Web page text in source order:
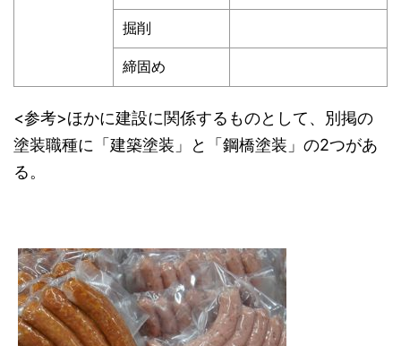
掘削
締固め
<参考>ほかに建設に関係するものとして、別掲の
塗装職種に「建築塗装」と「鋼橋塗装」の2つがあ
る。